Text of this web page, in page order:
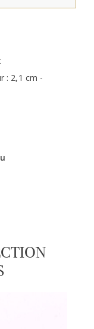
: 2,1 cm -